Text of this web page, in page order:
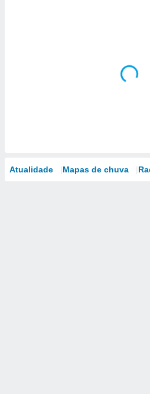
Atualidade Mapas de chuva